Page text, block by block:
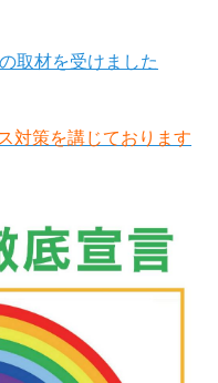
取材を受けました
対策を講じております